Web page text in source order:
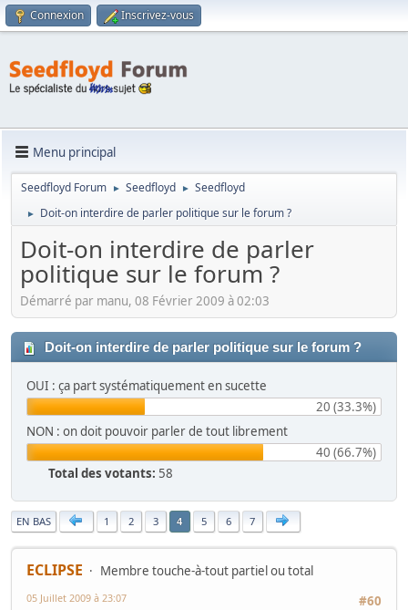
Connexion Inscrivez-vous
Menu principal
Seedfloyd Forum ► Seedfloyd ► Seedfloyd
► Doit-on interdire de parler politique sur le forum ?
Doit-on interdire de parler
politique sur le forum ?
Démarré par manu, 08 Février 2009 à 02:03
Doit-on interdire de parler politique sur le forum ?
OUI : ça part systématiquement en sucette
20 (33.3%)
NON : on doit pouvoir parler de tout librement
40 (66.7%)
Total des votants: 58
|
EN BAS 1 2 3 4 5 6 7
ECLIPSE
Membre touche-à-tout partiel ou total
#60
05 Juillet 2009 à 23:07